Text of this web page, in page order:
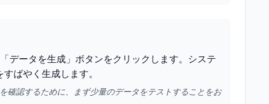
データを生成」ボタンをクリックします。システ
ばやく生成します。
確認するために、まず少量のデータをテストすることをお